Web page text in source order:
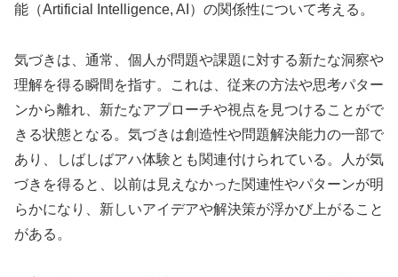
能（Artificial Intelligence, AI）の関係性について考える。
気づきは、通常、個人が問題や課題に対する新たな洞察や
理解を得る瞬間を指す。これは、従来の方法や思考パター
ンから離れ、新たなアプローチや視点を見つけることがで
きる状態となる。気づきは創造性や問題解決能力の一部で
あり、しばしばアハ体験とも関連付けられている。人が気
づきを得ると、以前は見えなかった関連性やパターンが明
らかになり、新しいアイデアや解決策が浮かび上がること
がある。